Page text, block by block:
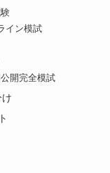
イン模試
開完全模試